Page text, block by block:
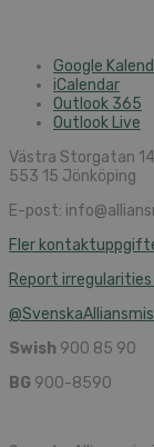
Google
iCalendar
Outlook 365
Outlook Live
Västra Storgatan 14
553 15 Jönköping
E-post:
Fler
Report
Swish 900 85 90
BG 900-8590